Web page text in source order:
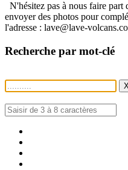
N'hésitez pas à nous faire part
envoyer des photos pour
l'adresse : lave@lave-
Recherche par mot-clé